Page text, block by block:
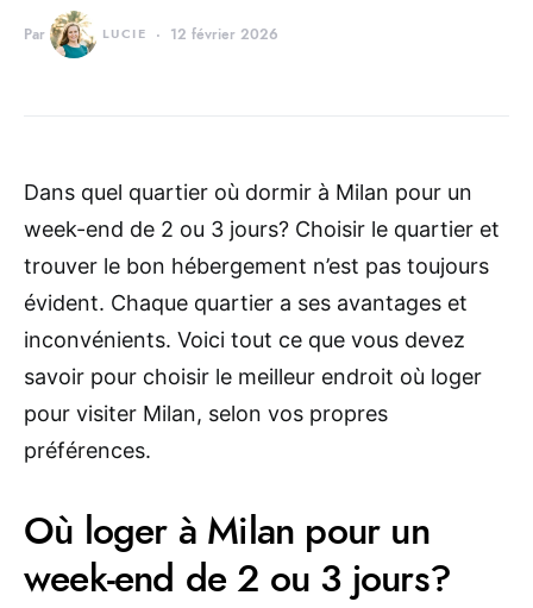
Par LUCIE 12 février 2026
Dans quel quartier où dormir à Milan pour un
week-end de 2 ou 3 jours? Choisir le quartier et
trouver le bon hébergement n’est pas toujours
évident. Chaque quartier a ses avantages et
inconvénients. Voici tout ce que vous devez
savoir pour choisir le meilleur endroit où loger
pour visiter Milan, selon vos propres
préférences.
Où loger à Milan pour un
week-end de 2 ou 3 jours?